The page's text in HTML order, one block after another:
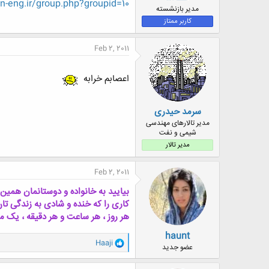
و
ع
مدیر بازنشسته
کاربر ممتاز
group.php?groupid=10
سرمد حیدری
مدیر تالارهای مهندسی
شیمی و نفت
مدیر تالار
Feb 2, 2011
اعصابم خرابه
haunt
عضو جدید
Feb 2, 2011
بیایید به خانواده و دوستانمان
کاری را که خنده و شادی به زندگی
هر روز ، هر ساعت و هر دقیقه ،
و
ا
ک
Haaji